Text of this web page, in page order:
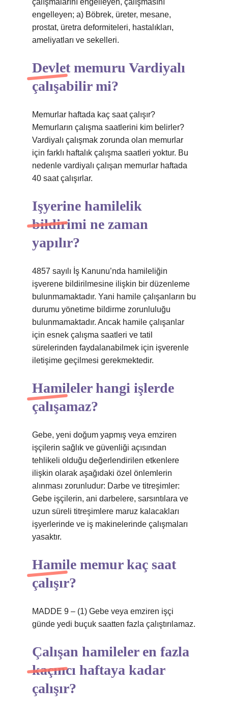
çalışmalarını engelleyen, çalışmasını
engelleyen; a) Böbrek, üreter, mesane,
prostat, üretra deformiteleri, hastalıkları,
ameliyatları ve sekelleri.
Devlet memuru Vardiyalı
çalışabilir mi?
Memurlar haftada kaç saat çalışır?
Memurların çalışma saatlerini kim belirler?
Vardiyalı çalışmak zorunda olan memurlar
için farklı haftalık çalışma saatleri yoktur. Bu
nedenle vardiyalı çalışan memurlar haftada
40 saat çalışırlar.
Işyerine hamilelik
bildirimi ne zaman
yapılır?
4857 sayılı İş Kanunu’nda hamileliğin
işverene bildirilmesine ilişkin bir düzenleme
bulunmamaktadır. Yani hamile çalışanların bu
durumu yönetime bildirme zorunluluğu
bulunmamaktadır. Ancak hamile çalışanlar
için esnek çalışma saatleri ve tatil
sürelerinden faydalanabilmek için işverenle
iletişime geçilmesi gerekmektedir.
Hamileler hangi işlerde
çalışamaz?
Gebe, yeni doğum yapmış veya emziren
işçilerin sağlık ve güvenliği açısından
tehlikeli olduğu değerlendirilen etkenlere
ilişkin olarak aşağıdaki özel önlemlerin
alınması zorunludur: Darbe ve titreşimler:
Gebe işçilerin, ani darbelere, sarsıntılara ve
uzun süreli titreşimlere maruz kalacakları
işyerlerinde ve iş makinelerinde çalışmaları
yasaktır.
Hamile memur kaç saat
çalışır?
MADDE 9 – (1) Gebe veya emziren işçi
günde yedi buçuk saatten fazla çalıştırılamaz.
Çalışan hamileler en fazla
kaçıncı haftaya kadar
çalışır?